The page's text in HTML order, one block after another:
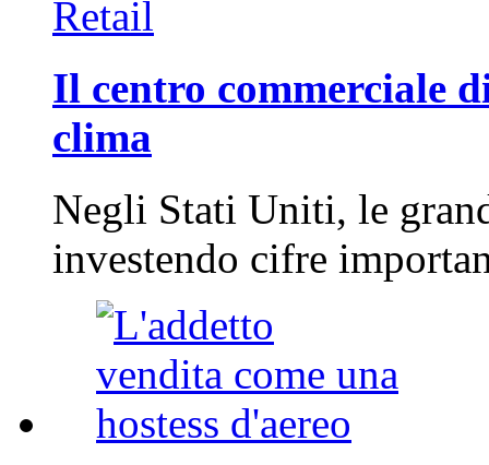
Retail
Il centro commerciale
clima
Negli Stati Uniti, le
investendo cifre